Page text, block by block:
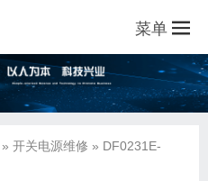
菜单
» 开关电源维修 » DF0231E-